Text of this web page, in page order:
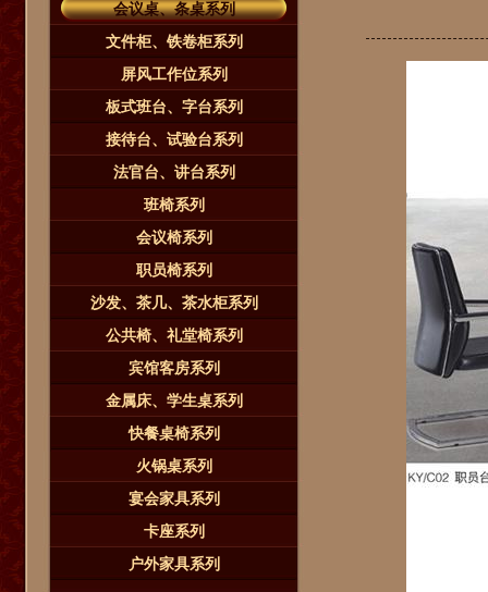
会议桌、条桌系列
文件柜、铁卷柜系列
屏风工作位系列
板式班台、字台系列
接待台、试验台系列
法官台、讲台系列
班椅系列
会议椅系列
职员椅系列
沙发、茶几、茶水柜系列
公共椅、礼堂椅系列
宾馆客房系列
金属床、学生桌系列
快餐桌椅系列
火锅桌系列
宴会家具系列
卡座系列
户外家具系列